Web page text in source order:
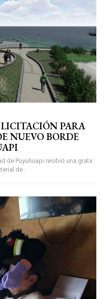
LICITACIÓN PARA
NUEVO BORDE
de Puyuhuapi recibió una grata
de...